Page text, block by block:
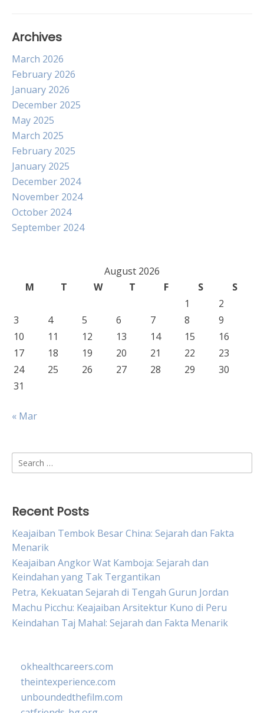
Archives
March 2026
February 2026
January 2026
December 2025
May 2025
March 2025
February 2025
January 2025
December 2024
November 2024
October 2024
September 2024
August 2026
M
T W T F S
S
1
2
3
4 5 6 7 8
9
10
11 12 13 14 15
16
17
18 19 20 21 22
23
24
25 26 27 28 29
30
31
« Mar
Search
for:
Recent Posts
Keajaiban Tembok Besar China: Sejarah dan Fakta
Menarik
Keajaiban Angkor Wat Kamboja: Sejarah dan
Keindahan yang Tak Tergantikan
Petra, Kekuatan Sejarah di Tengah Gurun Jordan
Machu Picchu: Keajaiban Arsitektur Kuno di Peru
Keindahan Taj Mahal: Sejarah dan Fakta Menarik
okhealthcareers.com
theintexperience.com
unboundedthefilm.com